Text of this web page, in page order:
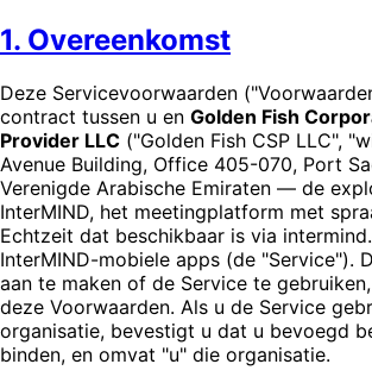
1. Overeenkomst
Deze Servicevoorwaarden
contract tussen u en Golden Fish
Provider LLC ("Golden Fish CSP LLC",
Avenue Building, Office 405-070, Port
Verenigde Arabische Emiraten — de
InterMIND, het meetingplatform met
Echtzeit dat beschikbaar is via
InterMIND-mobiele apps (de "Service").
aan te maken of de Service te
deze Voorwaarden. Als u de Service
organisatie, bevestigt u dat u bevoegd
binden, en omvat "u" die organisatie.